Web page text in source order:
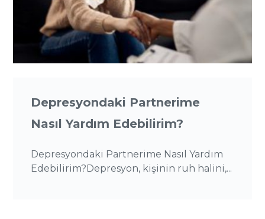
Depresyondaki Partnerime
Nasıl Yardım Edebilirim?
Depresyondaki Partnerime Nasıl Yardım
Edebilirim?Depresyon, kişinin ruh halini,...